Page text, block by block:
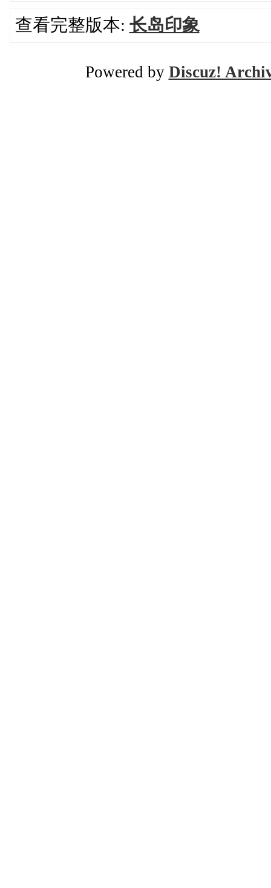
查看完整版本: 长岛印象
Powered by Discuz!